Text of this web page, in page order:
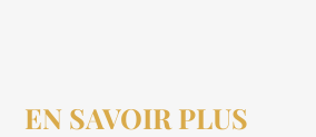
EN SAVOIR PLUS